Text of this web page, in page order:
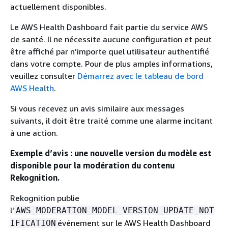
actuellement disponibles.
Le AWS Health Dashboard fait partie du service AWS
de santé. Il ne nécessite aucune configuration et peut
être affiché par n’importe quel utilisateur authentifié
dans votre compte. Pour de plus amples informations,
veuillez consulter Démarrez avec le tableau de bord
AWS Health.
Si vous recevez un avis similaire aux messages
suivants, il doit être traité comme une alarme incitant
à une action.
Exemple d’avis : une nouvelle version du modèle est
disponible pour la modération du contenu
Rekognition.
Rekognition publie
l' AWS_MODERATION_MODEL_VERSION_UPDATE_NOT
IFICATION événement sur le AWS Health Dashboard